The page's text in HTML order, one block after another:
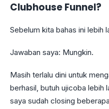
Clubhouse Funnel?
Sebelum kita bahas ini lebih
Jawaban saya: Mungkin.
Masih terlalu dini untuk
berhasil, butuh ujicoba lebih
saya sudah closing